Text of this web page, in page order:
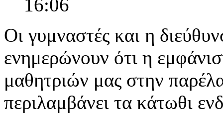
16:06
Οι γυμναστές και η
ενημερώνουν ότι η
μαθητριών μας στην
περιλαμβάνει τα κάτωθι